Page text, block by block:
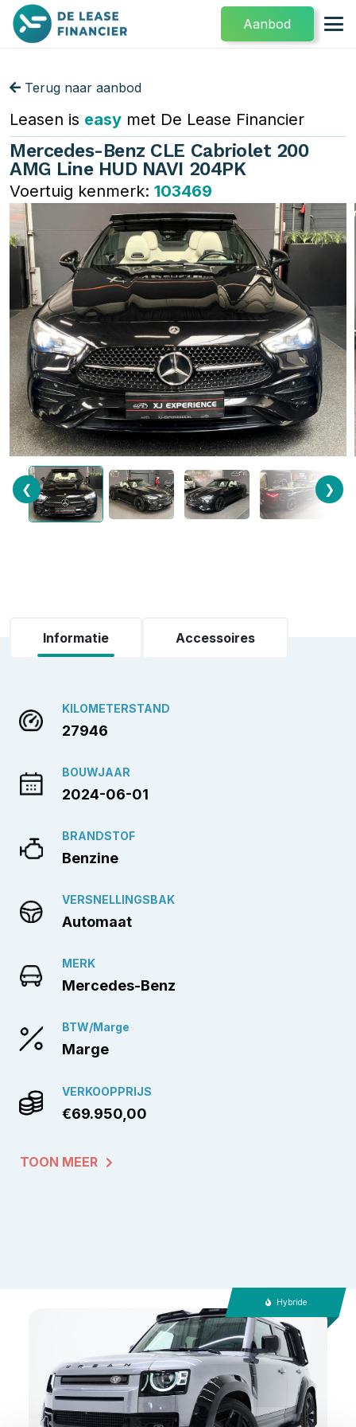
Aanbod
Terug naar aanbod
Leasen is easy met De Lease Financier
Mercedes-Benz CLE Cabriolet 200
AMG Line HUD NAVI 204PK
Voertuig kenmerk: 103469
❮ ❯
Informatie Accessoires
KILOMETERSTAND
27946
BOUWJAAR
2024-06-01
BRANDSTOF
Benzine
VERSNELLINGSBAK
Automaat
MERK
Mercedes-Benz
BTW/Marge
Marge
VERKOOPPRIJS
€69.950,00
TOON MEER
Hybride